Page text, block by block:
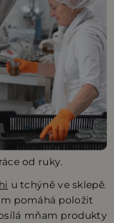
od ruky.
u tchýně ve sklepě.
pomáhá položit
mňam produkty